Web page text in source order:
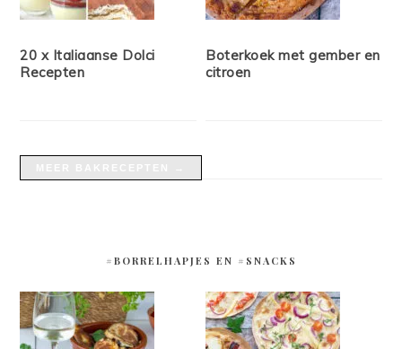
20 x Italiaanse Dolci
Recepten
Boterkoek met gember en
citroen
#BORRELHAPJES EN #SNACKS